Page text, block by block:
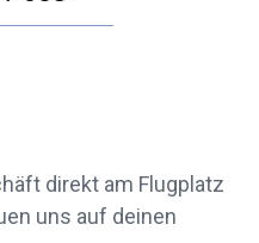
direkt am Flugplatz
uns auf deinen